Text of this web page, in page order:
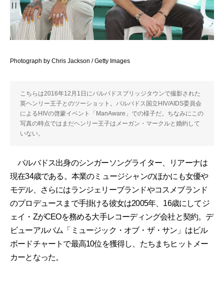
Photograph by Chris Jackson / Getty Images
こちらは2016年12月1日にバルバドスブリッジタウンで撮影された
英ヘンリー王子とのツーショット。バルバドス国立HIV/AIDS委員会
によるHIVの啓蒙イベント「ManAware」での様子だ。ちなみにこの
写真の時点ではまだヘンリー王子はメーガン・マークルと婚約して
いない。
バルバドス出身のシンガーソングライター、リアーナは
現在34歳である。本業のミュージシャンのほかにも女優や
モデル、さらにはランジェリーブランドやコスメブランド
のプロデュースまで手掛ける彼女は2005年、16歳にしてジ
ェイ・ZがCEOを務める大手レコーディング会社と契約。デ
ビューアルバム「ミュージック・オブ・ザ・サン」はビル
ボードチャートで最高10位を獲得し、たちまちヒットメー
カーとなった。